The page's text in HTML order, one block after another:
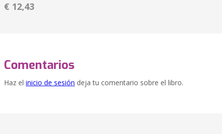
€ 12,43
Comentarios
Haz el inicio de sesión deja tu comentario sobre el libro.